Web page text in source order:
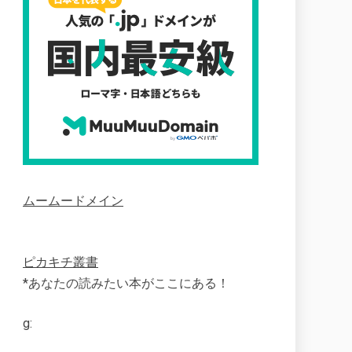
ムームードメイン
ピカキチ叢書
*あなたの読みたい本がここにある！
g: